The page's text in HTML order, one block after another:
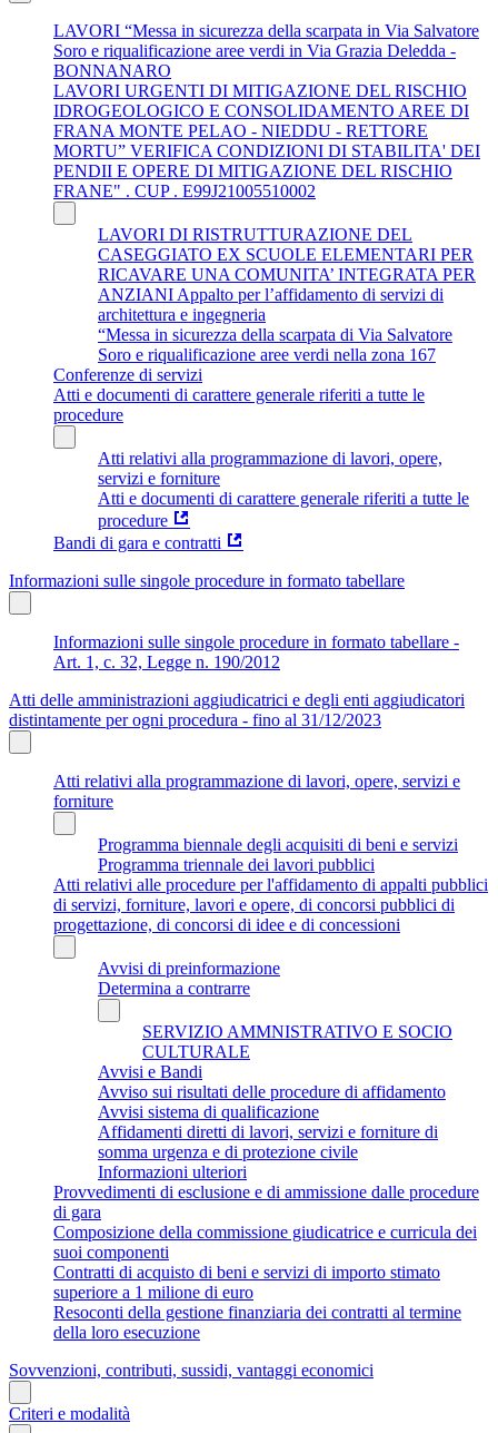
LAVORI “Messa in sicurezza della scarpata in Via Salvatore
Soro e riqualificazione aree verdi in Via Grazia Deledda -
BONNANARO
LAVORI URGENTI DI MITIGAZIONE DEL RISCHIO
IDROGEOLOGICO E CONSOLIDAMENTO AREE DI
FRANA MONTE PELAO - NIEDDU - RETTORE
MORTU” VERIFICA CONDIZIONI DI STABILITA' DEI
PENDII E OPERE DI MITIGAZIONE DEL RISCHIO
FRANE" . CUP . E99J21005510002
LAVORI DI RISTRUTTURAZIONE DEL
CASEGGIATO EX SCUOLE ELEMENTARI PER
RICAVARE UNA COMUNITA’ INTEGRATA PER
ANZIANI Appalto per l’affidamento di servizi di
architettura e ingegneria
“Messa in sicurezza della scarpata di Via Salvatore
Soro e riqualificazione aree verdi nella zona 167
Conferenze di servizi
Atti e documenti di carattere generale riferiti a tutte le
procedure
Atti relativi alla programmazione di lavori, opere,
servizi e forniture
Atti e documenti di carattere generale riferiti a tutte le
procedure
Bandi di gara e contratti
Informazioni sulle singole procedure in formato tabellare
Informazioni sulle singole procedure in formato tabellare -
Art. 1, c. 32, Legge n. 190/2012
Atti delle amministrazioni aggiudicatrici e degli enti aggiudicatori
distintamente per ogni procedura - fino al 31/12/2023
Atti relativi alla programmazione di lavori, opere, servizi e
forniture
Programma biennale degli acquisiti di beni e servizi
Programma triennale dei lavori pubblici
Atti relativi alle procedure per l'affidamento di appalti pubblici
di servizi, forniture, lavori e opere, di concorsi pubblici di
progettazione, di concorsi di idee e di concessioni
Avvisi di preinformazione
Determina a contrarre
SERVIZIO AMMNISTRATIVO E SOCIO
CULTURALE
Avvisi e Bandi
Avviso sui risultati delle procedure di affidamento
Avvisi sistema di qualificazione
Affidamenti diretti di lavori, servizi e forniture di
somma urgenza e di protezione civile
Informazioni ulteriori
Provvedimenti di esclusione e di ammissione dalle procedure
di gara
Composizione della commissione giudicatrice e curricula dei
suoi componenti
Contratti di acquisto di beni e servizi di importo stimato
superiore a 1 milione di euro
Resoconti della gestione finanziaria dei contratti al termine
della loro esecuzione
Sovvenzioni, contributi, sussidi, vantaggi economici
Criteri e modalità